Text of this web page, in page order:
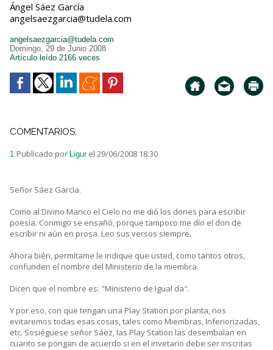
Ángel Sáez García
angelsaezgarcia@tudela.com
angelsaezgarcia@tudela.com
Domingo, 29 de Junio 2008
Artículo leído 2166 veces
COMENTARIOS:
1.Publicado por Ligur el 29/06/2008 18:30
Señor Sáez García.
Como al Divino Manco el Cielo no me dió los dones para escribir
poesía. Conmigo se ensañó, porque tampoco me dío el don de
escribir ni aún en prosa. Leo sus versos siempre.
Ahora bién, permítame le indique que usted, como tantos otros,
confunden el nombre del Ministerio de la miembra.
Dicen que el nombre es: "Ministerio de Igual da".
Y por eso, con que tengan una Play Station por planta, nos
evitaremos todas esas cosas, tales como Miembras, Inferiorizadas,
etc. Sosiéguese señor Sáez, las Play Station las desembalan en
cuanto se pongan de acuerdo si en el invetario debe ser inscritas